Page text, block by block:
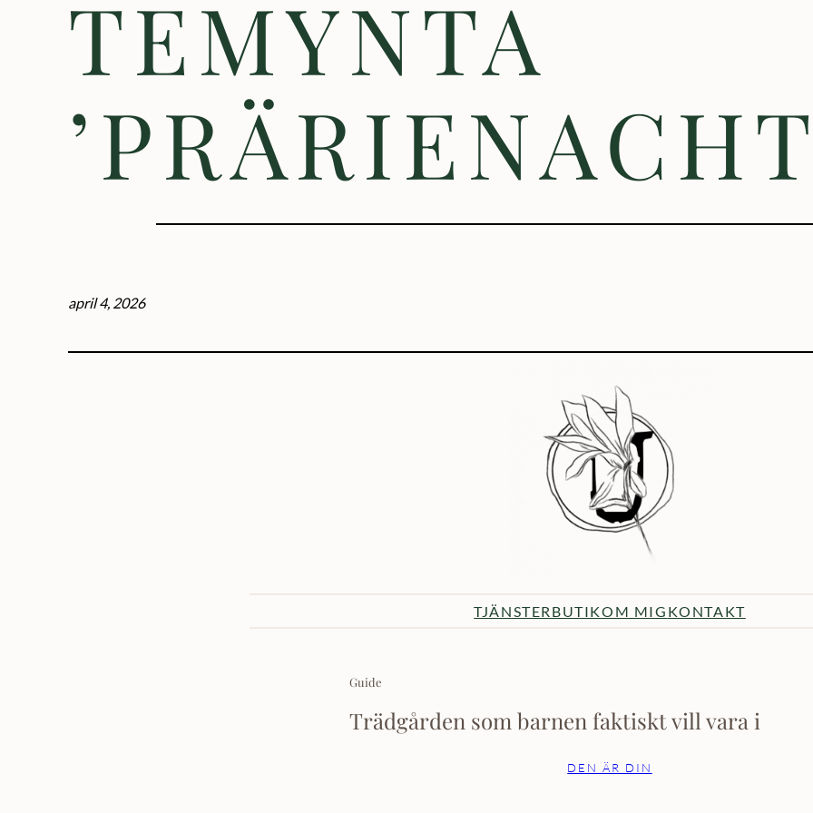
TEMYNTA
april 4, 2026
TJÄNSTER BUTIKOM MIG KONTAKT
Guide
Trädgården som barnen faktiskt vill vara i
DEN ÄR DIN